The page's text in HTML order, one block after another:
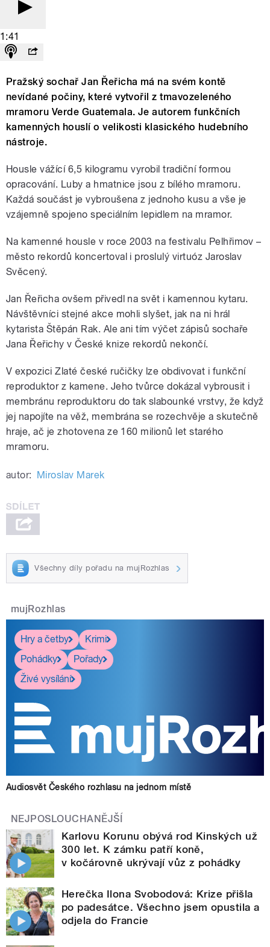
1:41
Pražský sochař Jan Řeřicha má na svém kontě
nevídané počiny, které vytvořil z tmavozeleného
mramoru Verde Guatemala. Je autorem funkčních
kamenných houslí o velikosti klasického hudebního
nástroje.
Housle vážící 6,5 kilogramu vyrobil tradiční formou
opracování. Luby a hmatnice jsou z bílého mramoru.
Každá součást je vybroušena z jednoho kusu a vše je
vzájemně spojeno speciálním lepidlem na mramor.
Na kamenné housle v roce 2003 na festivalu Pelhřimov –
město rekordů koncertoval i proslulý virtuóz Jaroslav
Svěcený.
Jan Řeřicha ovšem přivedl na svět i kamennou kytaru.
Návštěvníci stejné akce mohli slyšet, jak na ni hrál
kytarista Štěpán Rak. Ale ani tím výčet zápisů sochaře
Jana Řeřichy v České knize rekordů nekončí.
V expozici Zlaté české ručičky lze obdivovat i funkční
reproduktor z kamene. Jeho tvůrce dokázal vybrousit i
membránu reproduktoru do tak slabounké vrstvy, že když
jej napojíte na věž, membrána se rozechvěje a skutečně
hraje, ač je zhotovena ze 160 milionů let starého
mramoru.
autor: Miroslav Marek
Všechny díly pořadu na mujRozhlas
mujRozhlas
Hry a četby
Krimi
Pohádky
Pořady
Živé vysílání
Audiosvět Českého rozhlasu na jednom místě
NEJPOSLOUCHANĚJŠÍ
Karlovu Korunu obývá rod Kinských už
300 let. K zámku patří koně,
v kočárovně ukrývají vůz z pohádky
Herečka Ilona Svobodová: Krize přišla
po padesátce. Všechno jsem opustila a
odjela do Francie